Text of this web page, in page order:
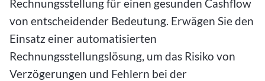
Rechnungsstellung für einen gesunden Cashflow
von entscheidender Bedeutung. Erwägen Sie den
Einsatz einer automatisierten
Rechnungsstellungslösung, um das Risiko von
Verzögerungen und Fehlern bei der